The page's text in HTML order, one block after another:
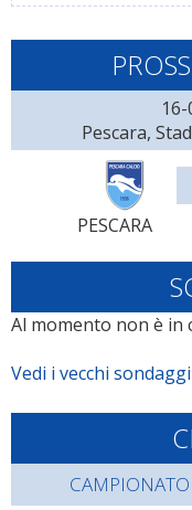
Pescara,
PESCARA
Al momento non è in
Vedi i vecchi sondaggi
CAMPIONATO